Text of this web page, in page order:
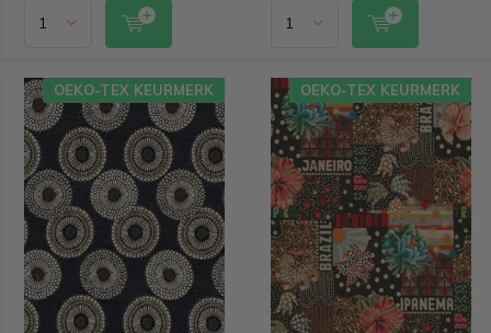
OEKO-TEX KEURMERK OEKO-TEX KEURMERK